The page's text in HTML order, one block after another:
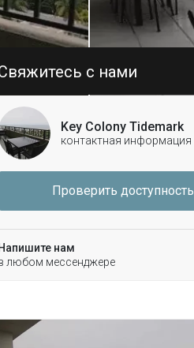
с нами
Key Colony Tidemark
контактная информация
Проверить доступность
Напишите нам
любом мессенджере